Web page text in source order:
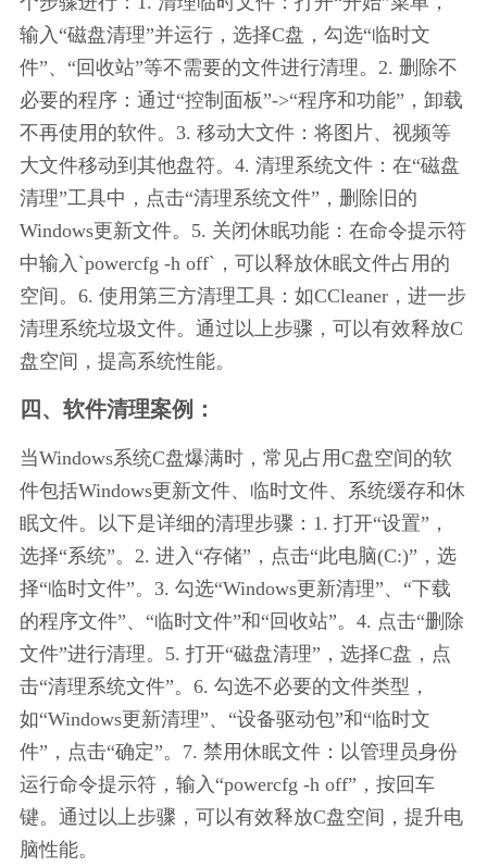
输入“磁盘清理”并运行，选择C盘，勾选“临时文
件”、“回收站”等不需要的文件进行清理。2. 删除不
必要的程序：通过“控制面板”->“程序和功能”，卸载
不再使用的软件。3. 移动大文件：将图片、视频等
大文件移动到其他盘符。4. 清理系统文件：在“磁盘
清理”工具中，点击“清理系统文件”，删除旧的
Windows更新文件。5. 关闭休眠功能：在命令提示符
中输入`powercfg -h off`，可以释放休眠文件占用的
空间。6. 使用第三方清理工具：如CCleaner，进一步
清理系统垃圾文件。通过以上步骤，可以有效释放C
盘空间，提高系统性能。
四、软件清理案例：
当Windows系统C盘爆满时，常见占用C盘空间的软
件包括Windows更新文件、临时文件、系统缓存和休
眠文件。以下是详细的清理步骤：1. 打开“设置”，
选择“系统”。2. 进入“存储”，点击“此电脑(C:)”，选
择“临时文件”。3. 勾选“Windows更新清理”、“下载
的程序文件”、“临时文件”和“回收站”。4. 点击“删除
文件”进行清理。5. 打开“磁盘清理”，选择C盘，点
击“清理系统文件”。6. 勾选不必要的文件类型，
如“Windows更新清理”、“设备驱动包”和“临时文
件”，点击“确定”。7. 禁用休眠文件：以管理员身份
运行命令提示符，输入“powercfg -h off”，按回车
键。通过以上步骤，可以有效释放C盘空间，提升电
脑性能。